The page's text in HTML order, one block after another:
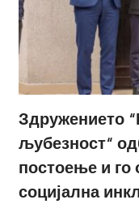
Здружението
љубезност“
постоење и го
социјална